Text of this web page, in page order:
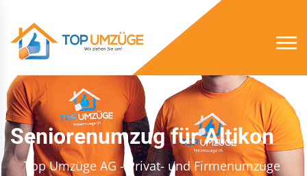
Seniorenumzug für Altikon
Top Umzüge AG - Privat- und Firmenumzüge